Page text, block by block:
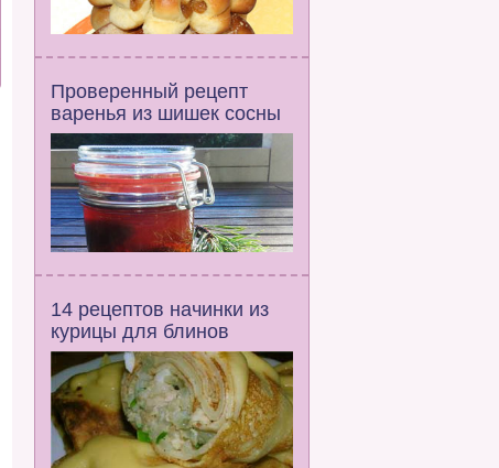
Проверенный рецепт
варенья из шишек сосны
14 рецептов начинки из
курицы для блинов